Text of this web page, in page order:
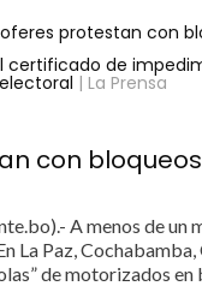
protestan con
certificado de
| La Prensa
con
A menos de un
La Paz,
de motorizados en